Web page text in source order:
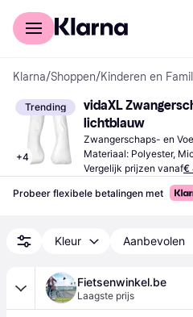
Voor shoppers
Klarna/Shoppen/Kinderen en
Trending
+4
vidaXL
lichtblauw
Zwangerschaps- en
Materiaal: Polyester,
Vergelijk prijzen vanaf€
Probeer flexibele betalingen met
Kleur Aanbevolen
Fietsenwinkel.be
Laagste prijs